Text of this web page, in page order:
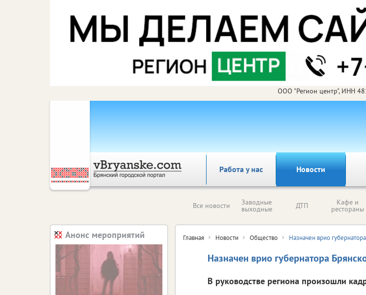
ООО "Регион центр", ИНН
Работа у нас Новости
Все новости Заводные
выходные ДТП Кафе и
рестораны
Главная Новости Общество Назначен врио
Назначен врио губернатора
В руководстве региона произошли
Анонс мероприятий